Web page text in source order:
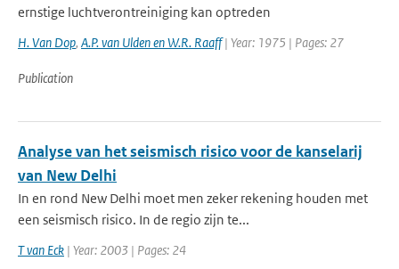
ernstige luchtverontreiniging kan optreden
H. Van Dop, A.P. van Ulden en W.R. Raaff| Year: 1975 | Pages: 27
Publication
Analyse van het seismisch risico voor de kanselarij
van New Delhi
In en rond New Delhi moet men zeker rekening houden met
een seismisch risico. In de regio zijn te...
T van Eck | Year: 2003 | Pages: 24